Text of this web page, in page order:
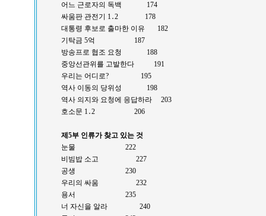
어느 근로자의 독백 174
싸움판 관전기 1․2 178
대통령 후보로 출마한 이유 182
기탁금 5억 187
방송프로 협조 요청 188
중앙선관위를 고발한다 191
우리는 어디로? 195
역사 이동의 당위성 198
역사 의지와 요청에 응답하라 203
호소문 1․2 206
제5부 인류가 찾고 있는 것
눈물 222
비빔밥 소고 227
공생 230
우리의 싸움 232
용서 235
너 자신을 알라 240